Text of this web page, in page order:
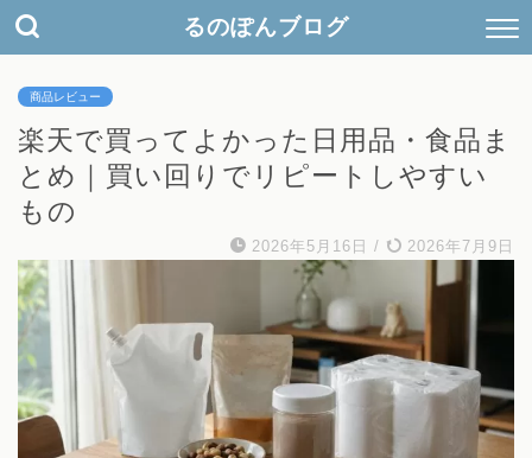
索
キ
るのぽんブログ
商品レビュー
楽天で買ってよかった日用品・食品ま
とめ｜買い回りでリピートしやすい
もの
2026年5月16日 / 2026年7月9日